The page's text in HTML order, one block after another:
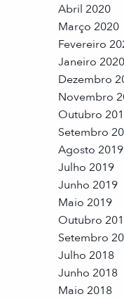
Abril 2020
Março 2020
Fevereiro
Janeiro 2020
Dezembro
Novembro
Outubro
Setembro
Agosto 2019
Julho 2019
Junho 2019
Maio 2019
Outubro
Setembro
Julho 2018
Junho 2018
Maio 2018